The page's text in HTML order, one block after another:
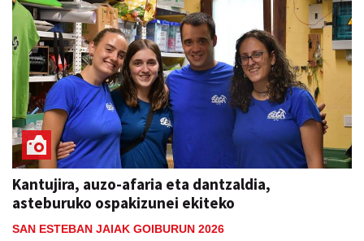
Kantujira, auzo-afaria eta dantzaldia,
asteburuko ospakizunei ekiteko
SAN ESTEBAN JAIAK GOIBURUN 2026